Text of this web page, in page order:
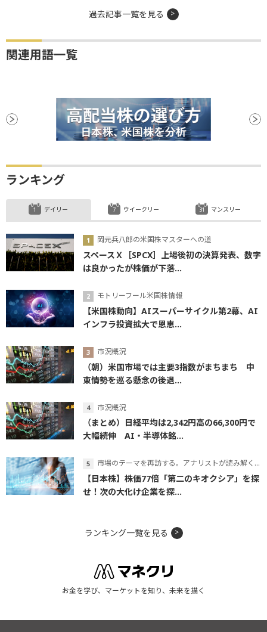
過去記事一覧を見る
関連用語一覧
ランキング
デイリー
岡元兵八郎の米国株マスターへの道
スペースＸ［SPCX］上場後初の決算発表、数字
は良かったが株価が下落...
モトリーフール米国株情報
【米国株動向】AIスーパーサイクル第2幕、AI
インフラ投資拡大で恩恵...
市況概況
（朝）米国市場では主要3指数がまちまち 中
東情勢を巡る懸念の後退...
市況概況
（まとめ）日経平均は2,342円高の66,300円で
大幅続伸 AI・半導体銘...
市場のテーマを再訪する。アナリストが読み解くテーマの本質
【日本株】株価77倍「第二のキオクシア」を探
せ！次の大化け企業を探...
ウイークリー マンスリー
ランキング一覧を見る
お金を学び、マーケットを知り、未来を描く